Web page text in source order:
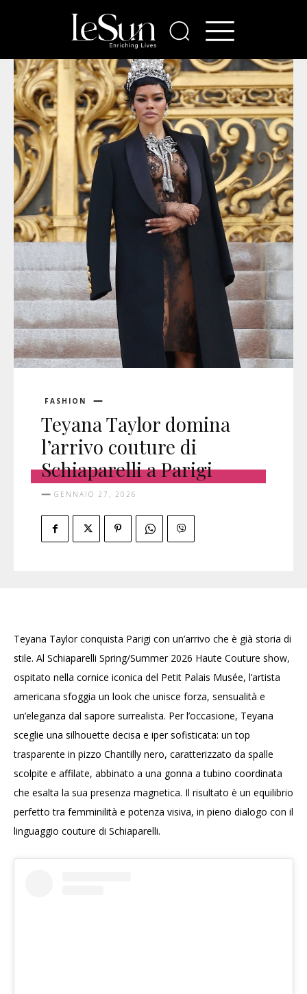
FASHION
Teyana Taylor domina
l’arrivo couture di
Schiaparelli a Parigi
GENNAIO 27, 2026
Teyana Taylor conquista Parigi con un’arrivo che è già storia di
stile. Al Schiaparelli Spring/Summer 2026 Haute Couture show,
ospitato nella cornice iconica del Petit Palais Musée, l’artista
americana sfoggia un look che unisce forza, sensualità e
un’eleganza dal sapore surrealista. Per l’occasione, Teyana
sceglie una silhouette decisa e iper sofisticata: un top
trasparente in pizzo Chantilly nero, caratterizzato da spalle
scolpite e affilate, abbinato a una gonna a tubino coordinata
che esalta la sua presenza magnetica. Il risultato è un equilibrio
perfetto tra femminilità e potenza visiva, in pieno dialogo con il
linguaggio couture di Schiaparelli.